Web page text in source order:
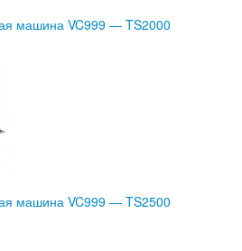
машина VC999 — TS2000
машина VC999 — TS2500